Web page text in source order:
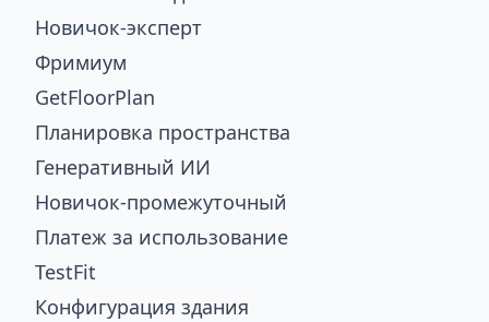
Новичок-эксперт
Фримиум
GetFloorPlan
Планировка пространства
Генеративный ИИ
Новичок-промежуточный
Платеж за использование
TestFit
Конфигурация здания